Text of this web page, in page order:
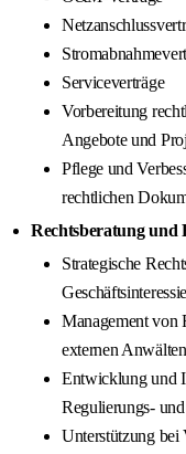
Serviceverträge
Vorbereitung
Angebote und
Pflege und
rechtlichen
Rechtsberatung und
Strategische
Management von
externen
Entwicklung und
Regulierungs-
Unterstützung bei